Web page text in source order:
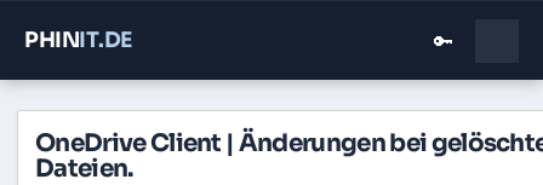
PHINIT.DE 🔑
OneDrive Client | Änderungen bei
Dateien.